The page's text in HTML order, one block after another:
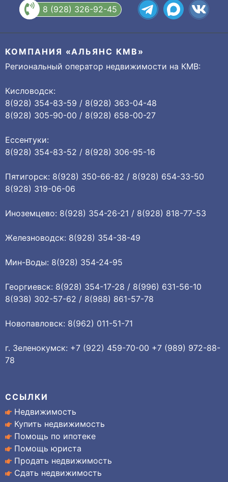
8 (928) 326-92-45
КОМПАНИЯ «АЛЬЯНС КМВ»
Региональный оператор недвижимости на КМВ:
Кисловодск:
8(928) 354-83-59 / 8(928) 363-04-48
8(928) 305-90-00 / 8(928) 658-00-27
Ессентуки:
8(928) 354-83-52 / 8(928) 306-95-16
Пятигорск: 8(928) 350-66-82 / 8(928) 654-33-50
8(928) 319-06-06
Иноземцево: 8(928) 354-26-21 / 8(928) 818-77-53
Железноводск: 8(928) 354-38-49
Мин-Воды: 8(928) 354-24-95
Георгиевск: 8(928) 354-17-28 / 8(996) 631-56-10
8(938) 302-57-62 / 8(988) 861-57-78
Новопавловск: 8(962) 011-51-71
г. Зеленокумск: +7 (922) 459-70-00 +7 (989) 972-88-
78
ССЫЛКИ
Недвижимость
Купить недвижимость
Помощь по ипотеке
Помощь юриста
Продать недвижимость
Сдать недвижимость